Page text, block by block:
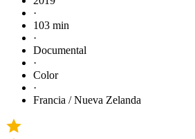
·
103 min
·
Documental
·
Color
·
Francia / Nueva Zelanda